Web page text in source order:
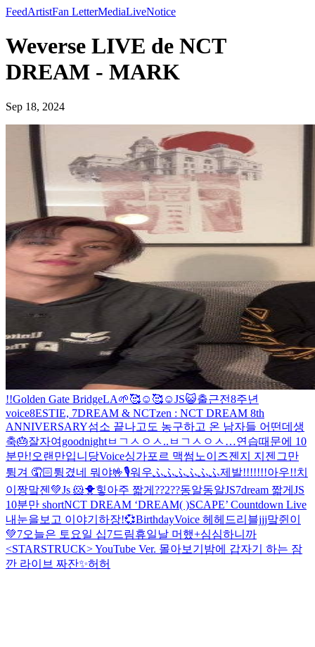
FeedArtistFan LetterMediaLiveNotice
Weverse LIVE de NCT
DREAM - MARK
Sep 18, 2024
!!Golden Gate BridgeLA🌱🥰☺️🥰☺️JS😺출근전8주년
voice8ESTIE, 7DREAM & NCTzen : NCT DREAM 8th
ANNIVERSARY섬소 끝나고도 농구하고 온 남자들 어떤데 생
축🎂잘자여goodnightㅂㄱㅅㅇㅅ.. ㅂㄱㅅㅇㅅ…연습때문에 10
분만!오랜만입니당Voice싱가포르 맥썸노이즈젠지 지젠 그만
튕겨 🤦🏻튕겼네 뭐야🤟🎙️워우ふふふふふふ제발!!!!!!!아우!!치
이짱맠젠💚Js 🐹🐥힣아주 짧게 ??2??동알동알JS7dream 짧게 JS
10분만 shortNCT DREAM ‘DREAM( )SCAPE’ Countdown Live
내눈을보고 이야기하장!💞BirthdayVoice 헤헤 드리블jjj맠쥔이
💚7오늘은 토요일 십7드림휴일날 머했+심심하니까
<STARSTRUCK> YouTube Ver. 몰아보기 밤에 갑자기 하는 잠
깐 라이브 짜잔✨허허